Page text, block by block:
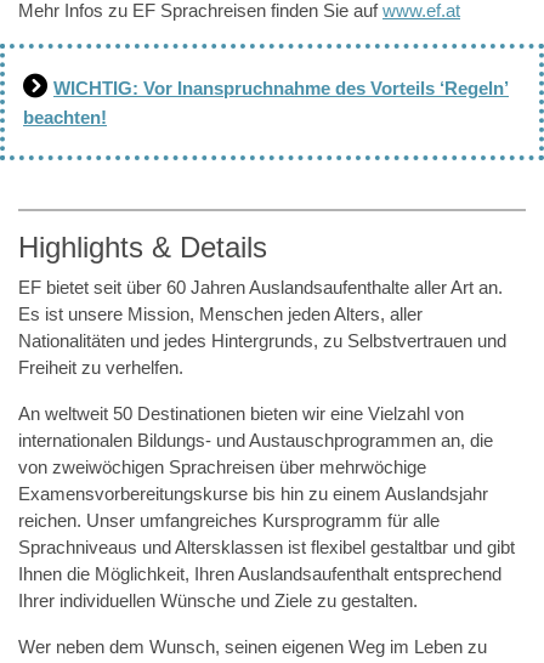
Mehr Infos zu EF Sprachreisen finden Sie aufwww.ef.at
WICHTIG: Vor Inanspruchnahme des Vorteils ‘Regeln’
beachten!
Highlights & Details
EF bietet seit über 60 Jahren Auslandsaufenthalte aller Art an.
Es ist unsere Mission, Menschen jeden Alters, aller
Nationalitäten und jedes Hintergrunds, zu Selbstvertrauen und
Freiheit zu verhelfen.
An weltweit 50 Destinationen bieten wir eine Vielzahl von
internationalen Bildungs- und Austauschprogrammen an, die
von zweiwöchigen Sprachreisen über mehrwöchige
Examensvorbereitungskurse bis hin zu einem Auslandsjahr
reichen. Unser umfangreiches Kursprogramm für alle
Sprachniveaus und Altersklassen ist flexibel gestaltbar und gibt
Ihnen die Möglichkeit, Ihren Auslandsaufenthalt entsprechend
Ihrer individuellen Wünsche und Ziele zu gestalten.
Wer neben dem Wunsch, seinen eigenen Weg im Leben zu